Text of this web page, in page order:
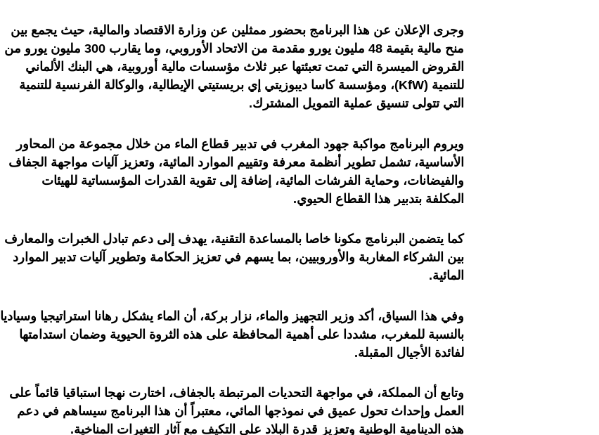
وجرى الإعلان عن هذا البرنامج بحضور ممثلين عن وزارة الاقتصاد والمالية، حيث يجمع بين
منح مالية بقيمة 48 مليون يورو مقدمة من الاتحاد الأوروبي، وما يقارب 300 مليون يورو من
القروض الميسرة التي تمت تعبئتها عبر ثلاث مؤسسات مالية أوروبية، هي البنك الألماني
للتنمية (KfW)، ومؤسسة كاسا ديبوزيتي إي بريستيتي الإيطالية، والوكالة الفرنسية للتنمية
التي تتولى تنسيق عملية التمويل المشترك.
ويروم البرنامج مواكبة جهود المغرب في تدبير قطاع الماء من خلال مجموعة من المحاور
الأساسية، تشمل تطوير أنظمة معرفة وتقييم الموارد المائية، وتعزيز آليات مواجهة الجفاف
والفيضانات، وحماية الفرشات المائية، إضافة إلى تقوية القدرات المؤسساتية للهيئات
المكلفة بتدبير هذا القطاع الحيوي.
كما يتضمن البرنامج مكونا خاصا بالمساعدة التقنية، يهدف إلى دعم تبادل الخبرات والمعارف
بين الشركاء المغاربة والأوروبيين، بما يسهم في تعزيز الحكامة وتطوير آليات تدبير الموارد
المائية.
وفي هذا السياق، أكد وزير التجهيز والماء، نزار بركة، أن الماء يشكل رهانا استراتيجيا وسياديا
بالنسبة للمغرب، مشددا على أهمية المحافظة على هذه الثروة الحيوية وضمان استدامتها
لفائدة الأجيال المقبلة.
وتابع أن المملكة، في مواجهة التحديات المرتبطة بالجفاف، اختارت نهجا استباقيا قائماً على
العمل وإحداث تحول عميق في نموذجها المائي، معتبراً أن هذا البرنامج سيساهم في دعم
هذه الدينامية الوطنية وتعزيز قدرة البلاد على التكيف مع آثار التغيرات المناخية.